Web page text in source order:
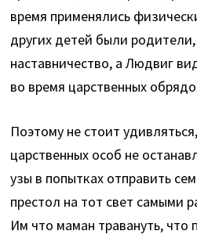
время применялись
других детей были
наставничество, а Людвиг
во время царственных
Поэтому не стоит
царственных особ не
узы в попытках отправить
престол на тот свет самыми
Им что маман травануть, что